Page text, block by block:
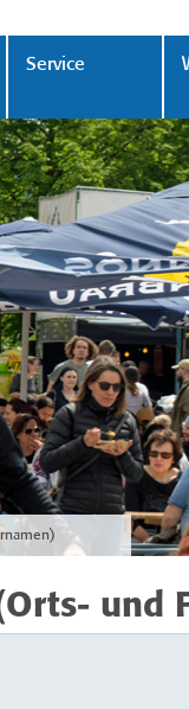
Service
und